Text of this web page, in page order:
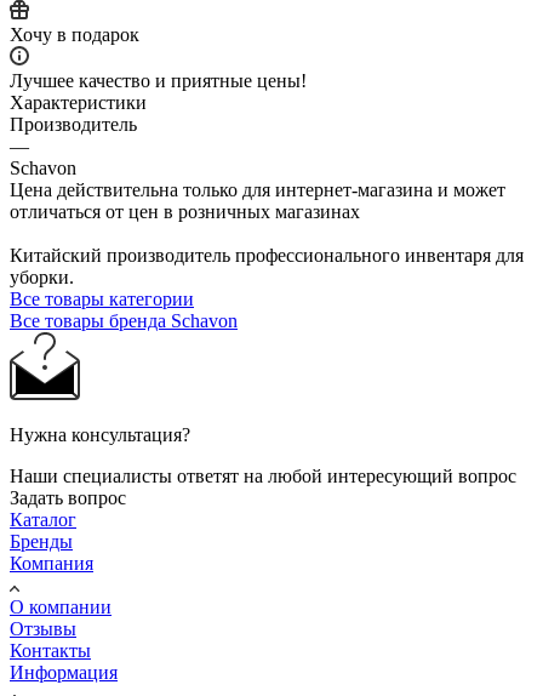
Хочу в подарок
Лучшее качество и приятные цены!
Характеристики
Производитель
—
Schavon
Цена действительна только для интернет-магазина и может
отличаться от цен в розничных магазинах
Китайский производитель профессионального инвентаря для
уборки.
Все товары категории
Все товары бренда Schavon
Нужна консультация?
Наши специалисты ответят на любой интересующий вопрос
Задать вопрос
Каталог
Бренды
Компания
О компании
Отзывы
Контакты
Информация